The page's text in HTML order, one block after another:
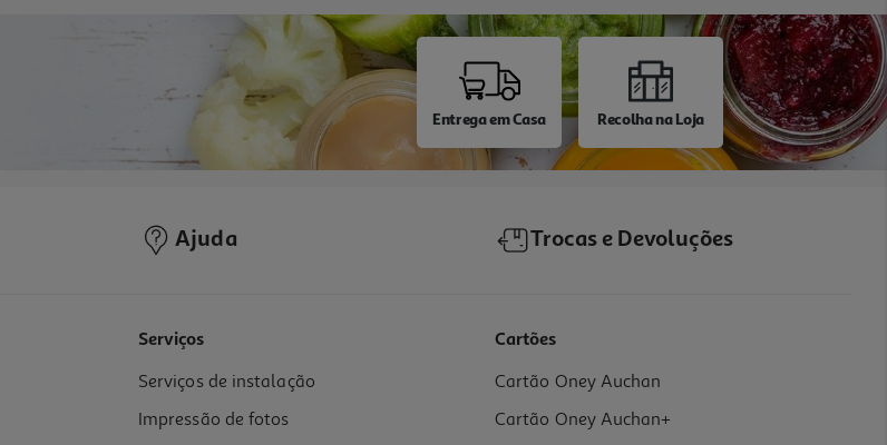
Entrega em Casa Recolha na Loja
Ajuda Trocas e Devoluções
Serviços
Serviços de instalação
Impressão de fotos
Cartões
Cartão Oney Auchan
Cartão Oney Auchan+